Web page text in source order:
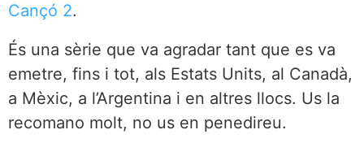
Cançó 2.
És una sèrie que va agradar tant que es va
emetre, fins i tot, als Estats Units, al Canadà,
a Mèxic, a l’Argentina i en altres llocs. Us la
recomano molt, no us en penedireu.